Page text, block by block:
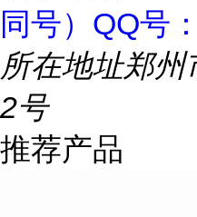
同号）QQ号
所在地址郑州
2号
推荐产品